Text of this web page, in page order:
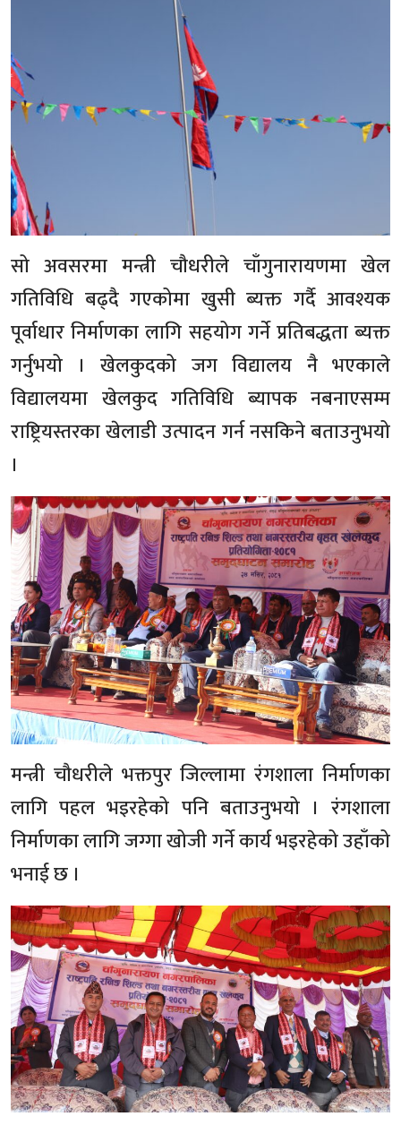
सो अवसरमा मन्त्री चौधरीले चाँगुनारायणमा खेल
गतिविधि बढ्दै गएकोमा खुसी ब्यक्त गर्दै आवश्यक
पूर्वाधार निर्माणका लागि सहयोग गर्ने प्रतिबद्धता ब्यक्त
गर्नुभयो । खेलकुदको जग विद्यालय नै भएकाले
विद्यालयमा खेलकुद गतिविधि ब्यापक नबनाएसम्म
राष्ट्रियस्तरका खेलाडी उत्पादन गर्न नसकिने बताउनुभयो
।
मन्त्री चौधरीले भक्तपुर जिल्लामा रंगशाला निर्माणका
लागि पहल भइरहेको पनि बताउनुभयो । रंगशाला
निर्माणका लागि जग्गा खोजी गर्ने कार्य भइरहेको उहाँको
भनाई छ ।